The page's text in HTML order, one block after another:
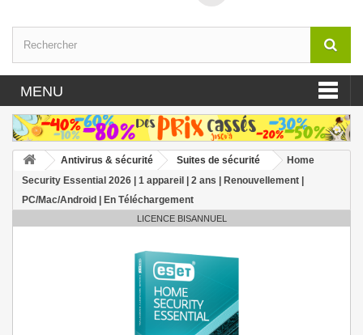
MENU
Antivirus & sécurité Suites de sécurité
Home
Security Essential 2026 | 1 appareil | 2 ans | Renouvellement |
PC/Mac/Android | En Téléchargement
LICENCE BISANNUEL